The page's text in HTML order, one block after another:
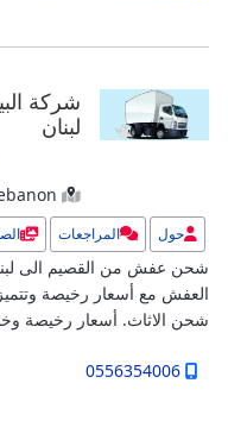
شركة
لبنان
حول المراجعات
شحن عفش من القصيم الى
العفش مع أسعار رخيصة
شحن الاثاث. أسعار رخيصة
0556354006